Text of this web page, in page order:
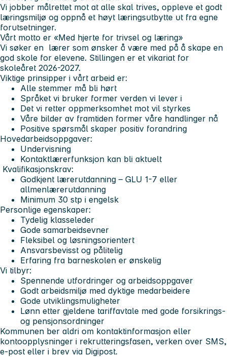
Vi jobber målrettet mot at alle skal trives, oppleve et godt
læringsmiljø og oppnå et høyt læringsutbytte ut fra egne
forutsetninger.
Vårt motto er «Med hjerte for trivsel og læring»
Vi søker en lærer som ønsker å være med på å skape en
god skole for elevene. Stillingen er et vikariat for
skoleåret 2026-2027.
Viktige prinsipper i vårt arbeid er:
Alle stemmer må bli hørt
Språket vi bruker former verden vi lever i
Det vi retter oppmerksomhet mot vil styrkes
Våre bilder av framtiden former våre handlinger nå
Positive spørsmål skaper positiv forandring
Hovedarbeidsoppgaver:
Undervisning
Kontaktlærerfunksjon kan bli aktuelt
Kvalifikasjonskrav:
Godkjent lærerutdanning – GLU 1-7 eller
allmenlærerutdanning
Minimum 30 stp i engelsk
Personlige egenskaper:
Tydelig klasseleder
Gode samarbeidsevner
Fleksibel og løsningsorientert
Ansvarsbevisst og pålitelig
Erfaring fra barneskolen er ønskelig
Vi tilbyr:
Spennende utfordringer og arbeidsoppgaver
Godt arbeidsmiljø med dyktige medarbeidere
Gode utviklingsmuligheter
Lønn etter gjeldene tariffavtale med gode forsikrings-
og pensjonsordninger
Kommunen ber aldri om kontaktinformasjon eller
kontoopplysninger i rekrutteringsfasen, verken over SMS,
e-post eller i brev via Digipost.